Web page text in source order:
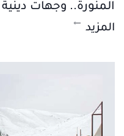
المنورة.. وجهات دينية
المزيد